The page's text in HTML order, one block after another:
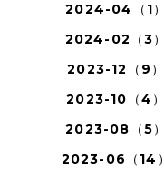
2024-04（1）
2024-02（3）
2023-12（9）
2023-10（4）
2023-08（5）
2023-06（14）